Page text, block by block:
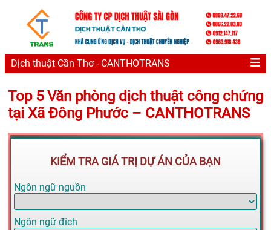
Dịch thuật Cần Thơ - CANTHOTRANS
Top 5 Văn phòng dịch thuật công chứng
tại Xã Đông Phước – CANTHOTRANS
KIỂM TRA GIÁ TRỊ DỰ ÁN CỦA BẠN
Ngôn ngữ nguồn
Ngôn ngữ đích